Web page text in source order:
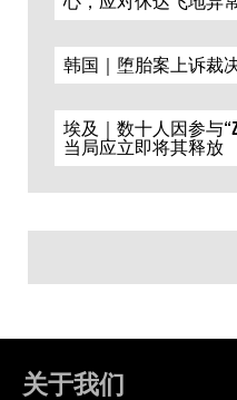
韩国｜堕胎案上诉裁
埃及｜数十人因参与
当局应立即将其释放
关于我们